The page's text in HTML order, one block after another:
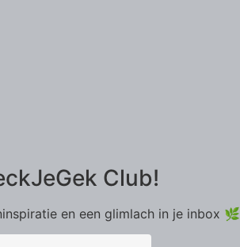
Club!
en een glimlach in je inbox 🌿